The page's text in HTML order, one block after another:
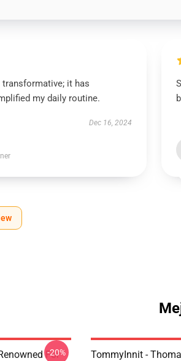
it has
my daily routine.
Dec 16, 2024
For
-20%
TommyInnit -